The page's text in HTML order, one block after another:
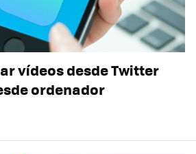
vídeos desde Twitter
ordenador